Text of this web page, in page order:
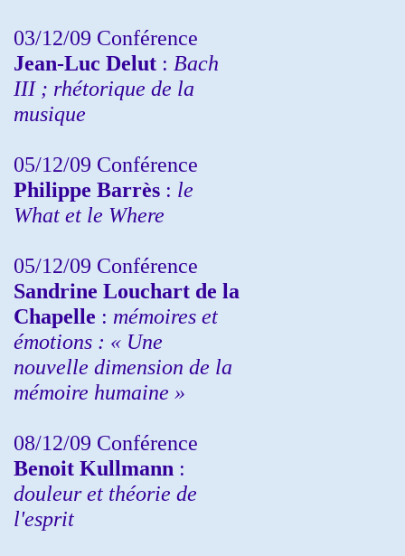
03/12/09 Conférence
Jean-Luc Delut : Bach
III ; rhétorique de la
musique
05/12/09 Conférence
Philippe Barrès : le
What et le Where
05/12/09 Conférence
Sandrine Louchart de la
Chapelle : mémoires et
émotions : « Une
nouvelle dimension de la
mémoire humaine »
08/12/09 Conférence
Benoit Kullmann :
douleur et théorie de
l'esprit